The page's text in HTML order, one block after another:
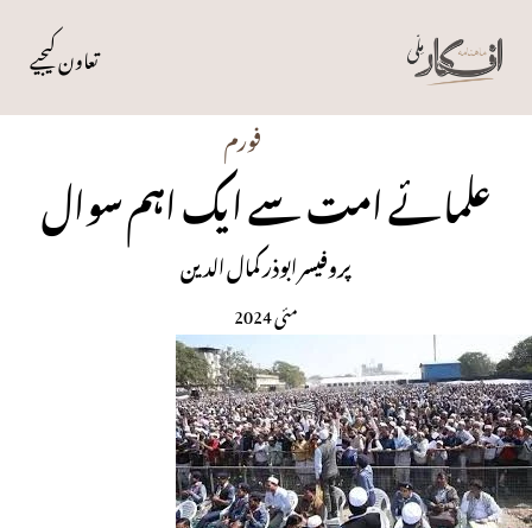
تعاون کیجیے
فورم
علمائے امت سے ایک اہم سوال
پروفیسر ابوذر کمال الدین
مئی 2024